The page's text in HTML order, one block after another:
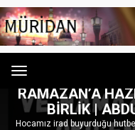
Menu
RAMAZAN’A
BIRLIK |
Hocamız irad buyurduğu